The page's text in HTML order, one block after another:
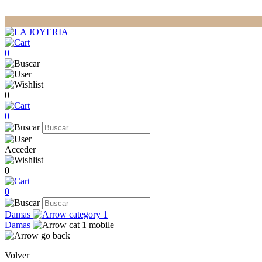
0
0
0
Acceder
0
0
Damas
Damas
Volver